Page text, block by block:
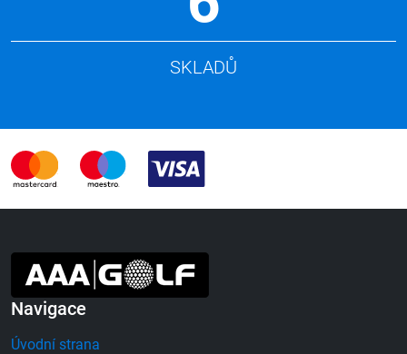
SKLADŮ
Navigace
Úvodní strana